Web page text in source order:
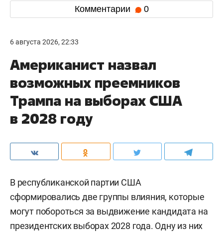
Комментарии 0
6 августа 2026, 22:33
Американист назвал
возможных преемников
Трампа на выборах США
в 2028 году
В республиканской партии США
сформировались две группы влияния, которые
могут побороться за выдвижение кандидата на
президентских выборах 2028 года. Одну из них